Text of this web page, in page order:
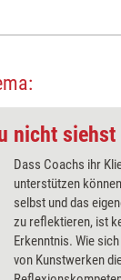
nicht siehst
Dass Coachs ihr
unterstützen
selbst und das
zu reflektieren, ist
Erkenntnis. Wie
von Kunstwerken